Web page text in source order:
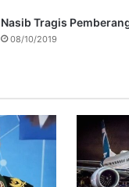
Nasib Tragis
08/10/2019